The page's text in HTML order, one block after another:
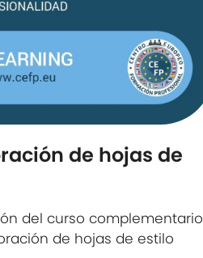
de hojas de
del curso complementario
de hojas de estilo